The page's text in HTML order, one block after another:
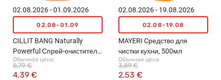
02.08.2026 - 01.09.2026
02.08-01.09
CILLIT BANG Naturally
Powerful Спрей-очиститель
для кухни, 750мл
Обычная цена
4,39 €
8,79 €
02.08.2026 - 19.08.2026
02.08-19.08
MAYERI Cредство для
чистки кухни, 500мл
Обычная цена
2,53 €
3,89 €